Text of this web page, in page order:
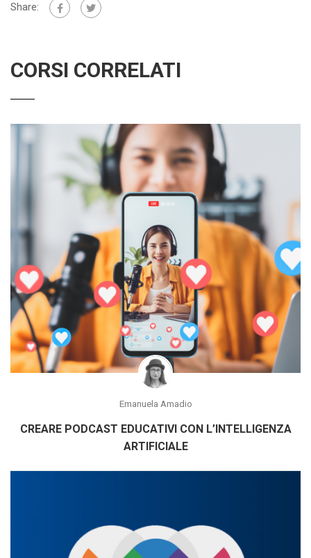
Share:
CORSI CORRELATI
Emanuela Amadio
CREARE PODCAST EDUCATIVI CON L’INTELLIGENZA
ARTIFICIALE